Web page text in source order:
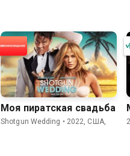
Моя пиратская свадьба
Shotgun Wedding • 2022, США,